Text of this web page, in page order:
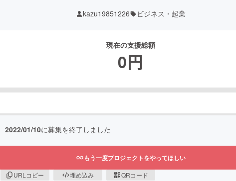
kazu19851226 ビジネス・起業
現在の支援総額
0円
2022/01/10に募集を終了しました
もう一度プロジェクトをやってほしい
URLコピー 埋め込み QRコード